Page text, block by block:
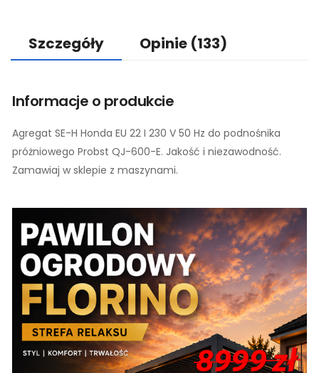
Szczegóły Opinie (133)
Informacje o produkcie
Agregat SE-H Honda EU 22 I 230 V 50 Hz do podnośnika
próżniowego Probst QJ-600-E. Jakość i niezawodność.
Zamawiaj w sklepie z maszynami.